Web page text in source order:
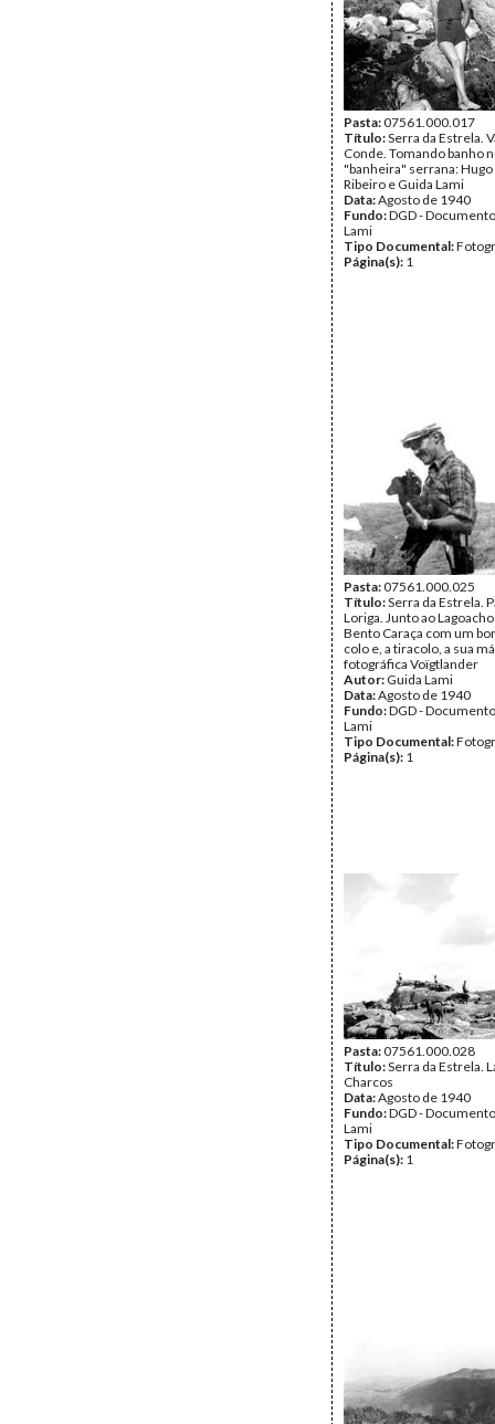
Pasta:07561.000.017
Título:Serra da Estrela.
Conde. Tomando banho
"banheira" serrana: Hugo
Ribeiro e Guida Lami
Data:Agosto de 1940
Fundo:DGD -
Lami
Tipo Documental:
Página(s): 1
Pasta:07561.000.025
Título:Serra da Estrela.
Loriga. Junto ao
Bento Caraça com um
colo e, a tiracolo, a sua
fotográfica Voïgtlander
Autor: Guida Lami
Data:Agosto de 1940
Fundo:DGD -
Lami
Tipo Documental:
Página(s): 1
Pasta:07561.000.028
Título:Serra da Estrela.
Charcos
Data:Agosto de 1940
Fundo:DGD -
Lami
Tipo Documental:
Página(s): 1